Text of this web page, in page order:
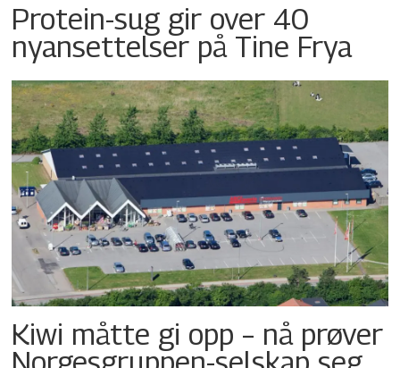
Protein-sug gir over 40
nyansettelser på Tine Frya
Kiwi måtte gi opp – nå prøver